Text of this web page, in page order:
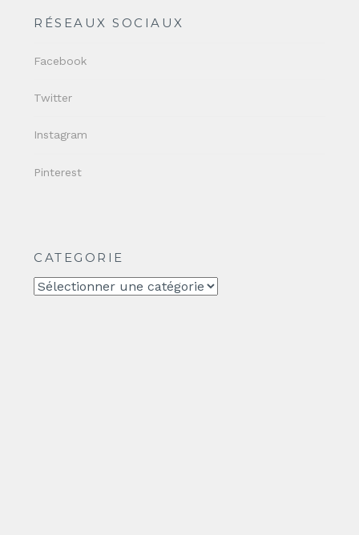
RÉSEAUX SOCIAUX
Facebook
Twitter
Instagram
Pinterest
CATEGORIE
CATEGORIE